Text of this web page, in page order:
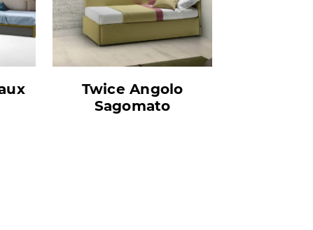
Twice Angolo
Sagomato